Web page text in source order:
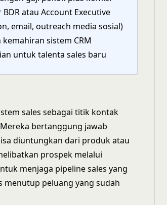
atau Account Executive
email, outreach media sosial)
sistem CRM
untuk talenta sales baru
sales sebagai titik kontak
bertanggung jawab
diuntungkan dari produk atau
prospek melalui
menjaga pipeline sales yang
menutup peluang yang sudah